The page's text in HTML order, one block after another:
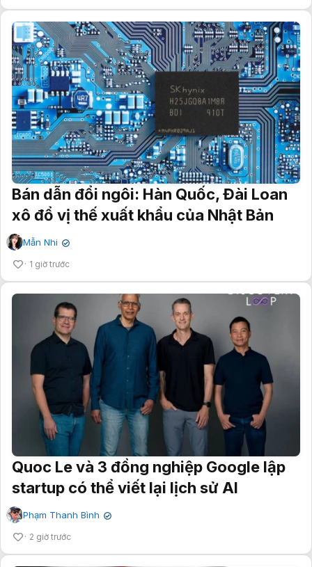
Bán dẫn đổi ngôi: Hàn Quốc, Đài Loan
xô đổ vị thế xuất khẩu của Nhật Bản
Mẫn Nhi ✔
1 giờ trước
Quoc Le và 3 đồng nghiệp Google lập
startup có thể viết lại lịch sử AI
Phạm Thanh Bình ✔
2 giờ trước